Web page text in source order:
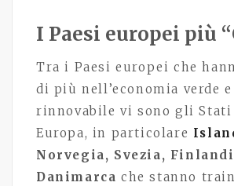
I Paesi europei più
Tra i Paesi europei che
di più nell’economia verde e
rinnovabile vi sono gli Stati
Europa, in particolare
Norvegia, Svezia,
Danimarca che stanno